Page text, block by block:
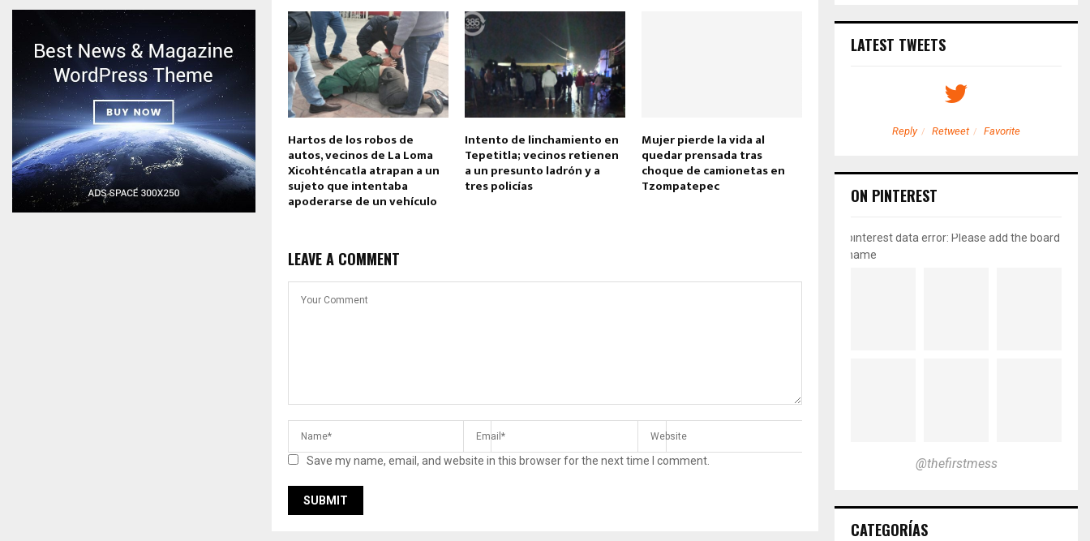
Hartos de los robos de
autos, vecinos de La Loma
Xicohténcatla atrapan a un
sujeto que intentaba
apoderarse de un vehículo
Intento de linchamiento en
Tepetitla; vecinos retienen
a un presunto ladrón y a
tres policías
Mujer pierde la vida al
quedar prensada tras
choque de camionetas en
Tzompatepec
LEAVE A COMMENT
Save my name, email, and website in this browser for the next time I comment.
LATEST TWEETS
Reply Retweet Favorite
ON PINTEREST
pinterest data error: Please add the board
name
@thefirstmess
CATEGORÍAS